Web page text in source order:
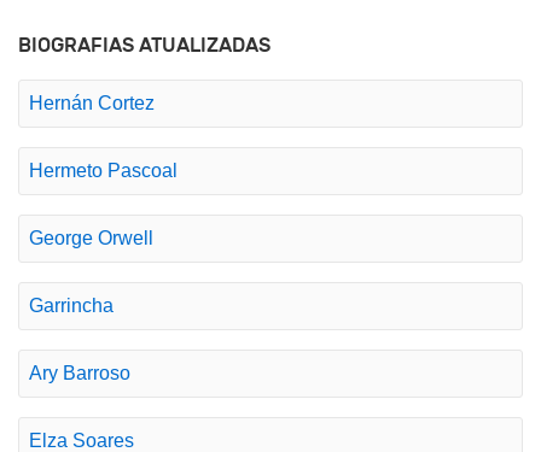
BIOGRAFIAS ATUALIZADAS
Hernán Cortez
Hermeto Pascoal
George Orwell
Garrincha
Ary Barroso
Elza Soares